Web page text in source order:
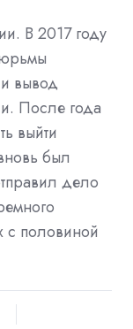
В 2017 году
и вывод
После года
выйти
был
дело
с половиной